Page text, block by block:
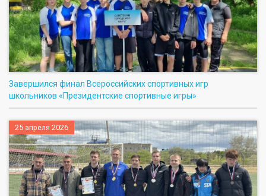
Завершился финал Всероссийских спортивных игр
школьников «Президентские спортивные игры»
25 апреля 2026